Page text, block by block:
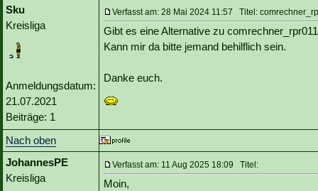
Sku
Kreisliga
Anmeldungsdatum:
21.07.2021
Beiträge: 1
Verfasst am: 28 Mai 2024 11:57 Titel:
Gibt es eine Alternative zu
Kann mir da bitte jemand behilflich sein.
Danke euch.
Nach oben
JohannesPE
Kreisliga
Verfasst am: 11 Aug 2025 18:09 Titel:
Moin,